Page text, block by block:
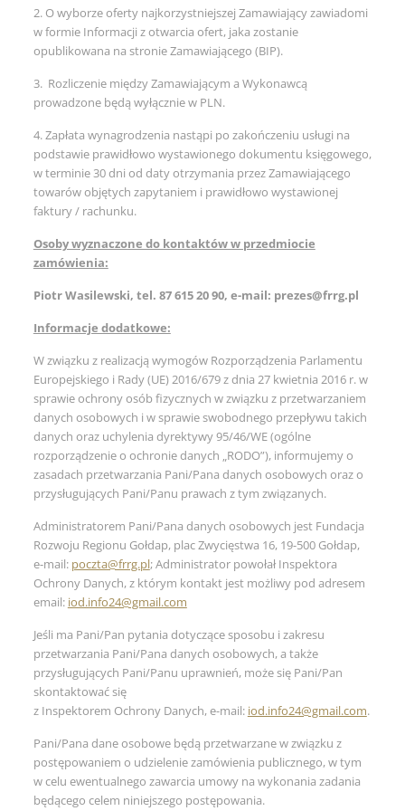
2. O wyborze oferty najkorzystniejszej Zamawiający zawiadomi
w formie Informacji z otwarcia ofert, jaka zostanie
opublikowana na stronie Zamawiającego (BIP).
3. Rozliczenie między Zamawiającym a Wykonawcą
prowadzone będą wyłącznie w PLN.
4. Zapłata wynagrodzenia nastąpi po zakończeniu usługi na
podstawie prawidłowo wystawionego dokumentu księgowego,
w terminie 30 dni od daty otrzymania przez Zamawiającego
towarów objętych zapytaniem i prawidłowo wystawionej
faktury / rachunku.
Osoby wyznaczone do kontaktów w przedmiocie
zamówienia:
Piotr Wasilewski, tel. 87 615 20 90, e-mail: prezes@frrg.pl
Informacje dodatkowe:
W związku z realizacją wymogów Rozporządzenia Parlamentu
Europejskiego i Rady (UE) 2016/679 z dnia 27 kwietnia 2016 r. w
sprawie ochrony osób fizycznych w związku z przetwarzaniem
danych osobowych i w sprawie swobodnego przepływu takich
danych oraz uchylenia dyrektywy 95/46/WE (ogólne
rozporządzenie o ochronie danych „RODO”), informujemy o
zasadach przetwarzania Pani/Pana danych osobowych oraz o
przysługujących Pani/Panu prawach z tym związanych.
Administratorem Pani/Pana danych osobowych jest Fundacja
Rozwoju Regionu Gołdap, plac Zwycięstwa 16, 19-500 Gołdap,
e-mail: poczta@frrg.pl; Administrator powołał Inspektora
Ochrony Danych, z którym kontakt jest możliwy pod adresem
email: iod.info24@gmail.com
Jeśli ma Pani/Pan pytania dotyczące sposobu i zakresu
przetwarzania Pani/Pana danych osobowych, a także
przysługujących Pani/Panu uprawnień, może się Pani/Pan
skontaktować się
z Inspektorem Ochrony Danych, e-mail: iod.info24@gmail.com.
Pani/Pana dane osobowe będą przetwarzane w związku z
postępowaniem o udzielenie zamówienia publicznego, w tym
w celu ewentualnego zawarcia umowy na wykonania zadania
będącego celem niniejszego postępowania.